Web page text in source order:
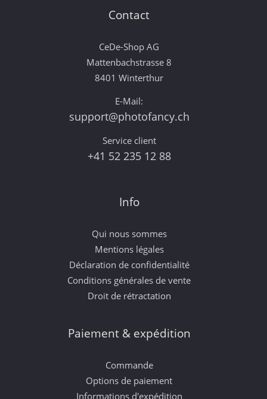
Contact
CeDe-Shop AG
Mattenbachstrasse 8
8401 Winterthur
E-Mail:
support@photofancy.ch
Service client
+41 52 235 12 88
Info
Qui nous sommes
Mentions légales
Déclaration de confidentialité
Conditions générales de vente
Droit de rétractation
Paiement & expédition
Commande
Options de paiement
Informations d'expédition